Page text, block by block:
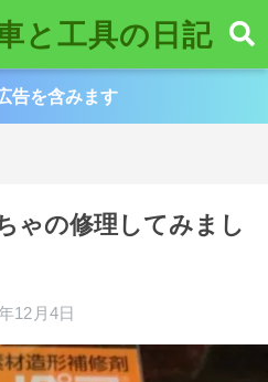
と工具の日記
告を含みます
ゃの修理してみまし
12月4日